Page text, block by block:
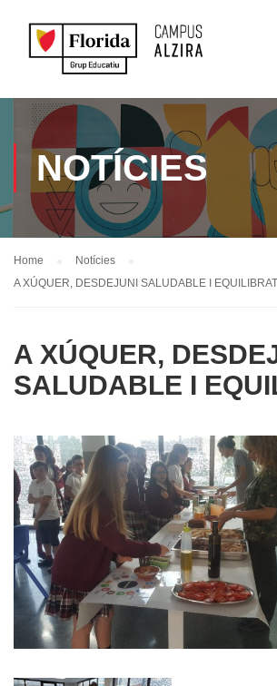
NOTÍCIES
Home
Notícies
A XÚQUER, DESDEJUNI SALUDABLE I EQUILIBRAT
A XÚQUER,
SALUDABLE I